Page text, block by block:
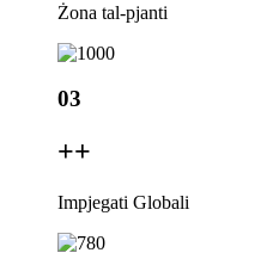
Żona tal-pjanti
03
++
Impjegati Globali